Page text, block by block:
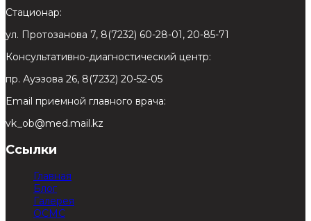
Стационар:
ул. Протозанова 7, 8(7232) 60-28-01, 20-85-71
Консультативно-диагностический центр:
пр. Ауэзова 26, 8(7232) 20-52-05
Email приемной главного врача:
vk_ob@med.mail.kz
Ссылки
Главная
Блог
Галерея
ОСМС